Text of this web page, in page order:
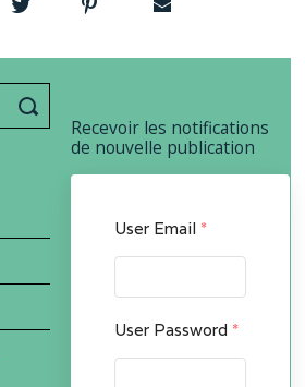
Recevoir les notifications
de nouvelle publication
User Email *
User Password *